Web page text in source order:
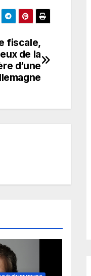
fiscale,
de la
d’une